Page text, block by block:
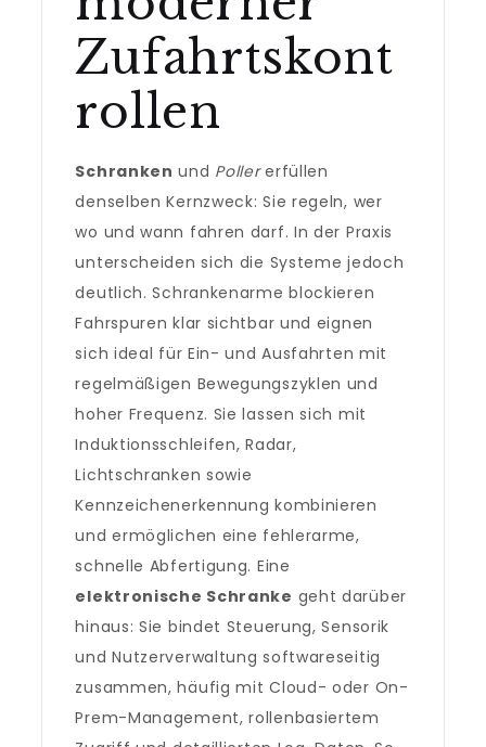
Zufahrtskont
rollen
Schranken und Pollererfüllen
denselben Kernzweck: Sie regeln, wer
wo und wann fahren darf. In der Praxis
unterscheiden sich die Systeme jedoch
deutlich. Schrankenarme blockieren
Fahrspuren klar sichtbar und eignen
sich ideal für Ein- und Ausfahrten mit
regelmäßigen Bewegungszyklen und
hoher Frequenz. Sie lassen sich mit
Induktionsschleifen, Radar,
Lichtschranken sowie
Kennzeichenerkennung kombinieren
und ermöglichen eine fehlerarme,
schnelle Abfertigung. Eine
elektronische Schranke geht darüber
hinaus: Sie bindet Steuerung, Sensorik
und Nutzerverwaltung softwareseitig
zusammen, häufig mit Cloud- oder On-
Prem-Management, rollenbasiertem